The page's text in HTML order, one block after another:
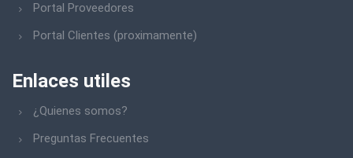
Portal Proveedores
Portal Clientes (proximamente)
Enlaces utiles
¿Quienes somos?
Preguntas Frecuentes